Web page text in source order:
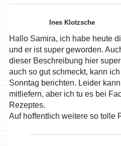
Ines Klotzsche
Hallo Samira, ich habe heute
und er ist super geworden.
dieser Beschreibung hier
auch so gut schmeckt, kann
Sonntag berichten. Leider
mitliefern, aber ich tu es bei
Rezeptes.
Auf hoffentlich weitere so tolle